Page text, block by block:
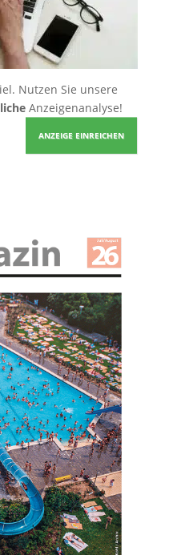
Nutzen Sie unsere
Anzeigenanalyse!
ANZEIGE EINREICHEN